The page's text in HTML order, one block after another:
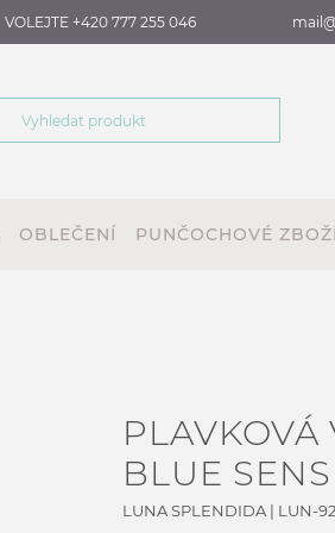
VOLEJTE +420 777 255 046
OBLEČENÍ PUNČOCHOVÉ
BLUE
LUNA SPLENDIDA | LUN-